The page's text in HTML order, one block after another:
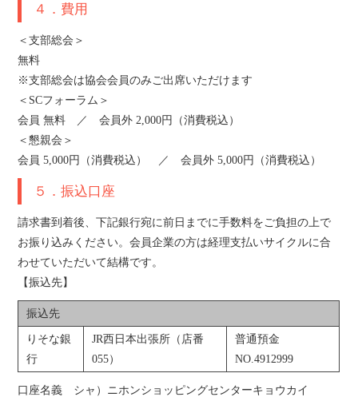
４．費用
＜支部総会＞
無料
※支部総会は協会会員のみご出席いただけます
＜SCフォーラム＞
会員 無料 ／ 会員外 2,000円（消費税込）
＜懇親会＞
会員 5,000円（消費税込） ／ 会員外 5,000円（消費税込）
５．振込口座
請求書到着後、下記銀行宛に前日までに手数料をご負担の上で
お振り込みください。会員企業の方は経理支払いサイクルに合
わせていただいて結構です。
【振込先】
振込先
りそな銀
行
JR西日本出張所（店番
055）
普通預金
NO.4912999
口座名義 シャ）ニホンショッピングセンターキョウカイ